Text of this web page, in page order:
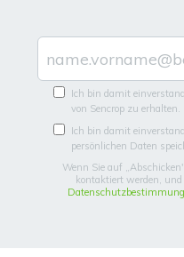
Ich bin damit
von Sencrop zu erhalten.
Ich bin damit
persönlichen Daten
Wenn Sie auf
kontaktiert werden,